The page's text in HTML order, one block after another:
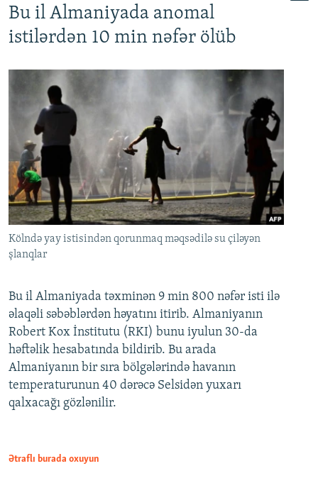
Bu il Almaniyada anomal
istilərdən 10 min nəfər ölüb
Kölndə yay istisindən qorunmaq məqsədilə su çiləyən
şlanqlar
Bu il Almaniyada təxminən 9 min 800 nəfər isti ilə
əlaqəli səbəblərdən həyatını itirib. Almaniyanın
Robert Kox İnstitutu (RKI) bunu iyulun 30-da
həftəlik hesabatında bildirib. Bu arada
Almaniyanın bir sıra bölgələrində havanın
temperaturunun 40 dərəcə Selsidən yuxarı
qalxacağı gözlənilir.
Ətraflı burada oxuyun